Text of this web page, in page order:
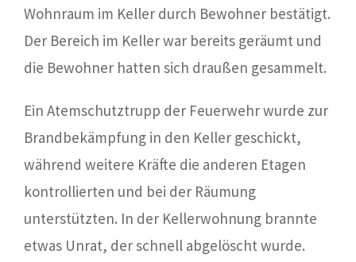
Wohnraum im Keller durch Bewohner bestätigt.
Der Bereich im Keller war bereits geräumt und
die Bewohner hatten sich draußen gesammelt.
Ein Atemschutztrupp der Feuerwehr wurde zur
Brandbekämpfung in den Keller geschickt,
während weitere Kräfte die anderen Etagen
kontrollierten und bei der Räumung
unterstützten. In der Kellerwohnung brannte
etwas Unrat, der schnell abgelöscht wurde.